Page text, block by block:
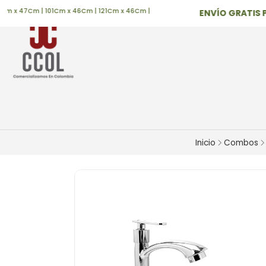
| 101Cm x 46Cm | 121Cm x 46Cm | ENVÍO GRATIS
Inicio Combos